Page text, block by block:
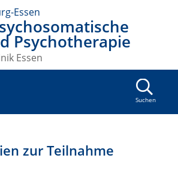
Essen
Psychotherapie
Essen
Suchen
zur Teilnahme